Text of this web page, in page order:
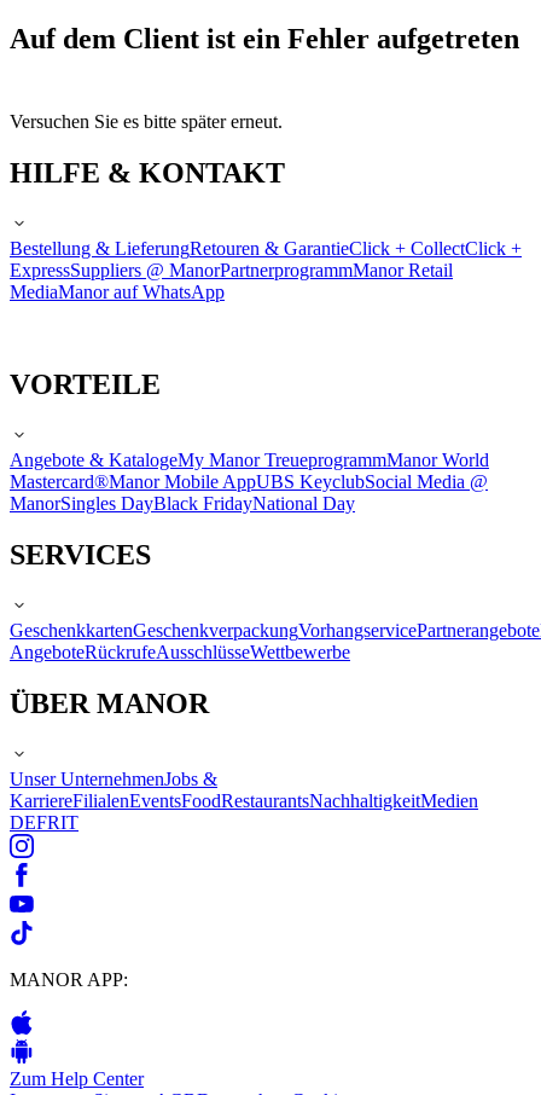
Auf dem Client ist ein Fehler aufgetreten
Versuchen Sie es bitte später erneut.
HILFE & KONTAKT
Bestellung & LieferungRetouren & GarantieClick + CollectClick +
ExpressSuppliers @ ManorPartnerprogrammManor Retail
MediaManor auf WhatsApp
VORTEILE
Angebote & KatalogeMy Manor TreueprogrammManor World
Mastercard®Manor Mobile AppUBS KeyclubSocial Media @
ManorSingles DayBlack FridayNational Day
SERVICES
GeschenkkartenGeschenkverpackungVorhangservicePartnerangebote
AngeboteRückrufeAusschlüsseWettbewerbe
ÜBER MANOR
Unser UnternehmenJobs &
KarriereFilialenEventsFoodRestaurantsNachhaltigkeitMedien
DEFRIT
MANOR APP:
Zum Help Center